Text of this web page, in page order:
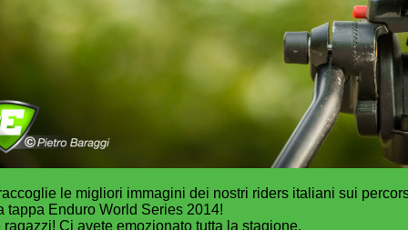
le migliori immagini dei nostri riders italiani sui
tappa Enduro World Series 2014!
ragazzi! Ci avete emozionato tutta la stagione.